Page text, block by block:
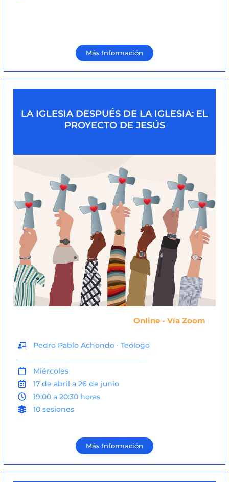
Más Información
LA IGLESIA DESPUÉS DE LA IGLESIA: EL
PROYECTO DE JESÚS
Online - Vía Zoom
Pedro Pablo Achondo · Teólogo
Miércoles
17 de abril a 26 de junio
19:00 a 20:30 horas
10 sesiones
Más Información